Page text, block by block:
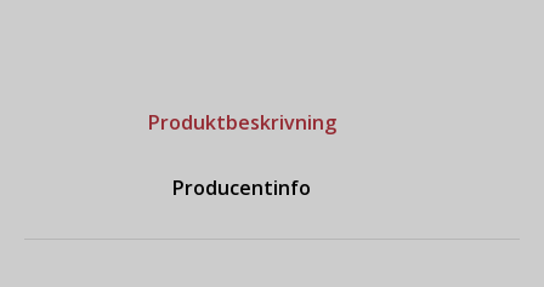
Produktbeskrivning
Producentinfo